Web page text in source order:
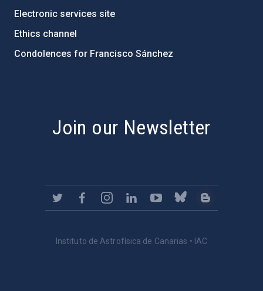
Electronic services site
Ethics channel
Condolences for Francisco Sánchez
Join our Newsletter
Instituto de Astrofísica de Canarias • IAC